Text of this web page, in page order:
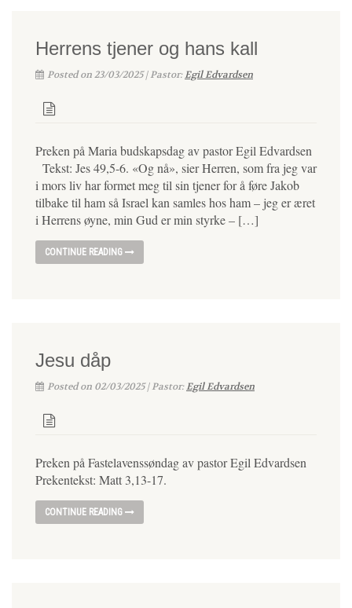
Herrens tjener og hans kall
Posted on 23/03/2025 | Pastor:Egil Edvardsen
Preken på Maria budskapsdag av pastor Egil Edvardsen
Tekst: Jes 49,5-6. «Og nå», sier Herren, som fra jeg var
i mors liv har formet meg til sin tjener for å føre Jakob
tilbake til ham så Israel kan samles hos ham – jeg er æret
i Herrens øyne, min Gud er min styrke – […]
CONTINUE READING
Jesu dåp
Posted on 02/03/2025 | Pastor:Egil Edvardsen
Preken på Fastelavenssøndag av pastor Egil Edvardsen
Prekentekst: Matt 3,13-17.
CONTINUE READING